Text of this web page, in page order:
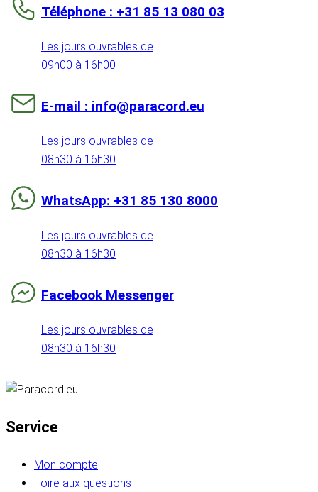
Téléphone : +31 85 13 080 03
Les jours ouvrables de
09h00 à 16h00
E-mail : info@paracord.eu
Les jours ouvrables de
08h30 à 16h30
WhatsApp: +31 85 130 8000
Les jours ouvrables de
08h30 à 16h30
Facebook Messenger
Les jours ouvrables de
08h30 à 16h30
Service
Mon compte
Foire aux questions